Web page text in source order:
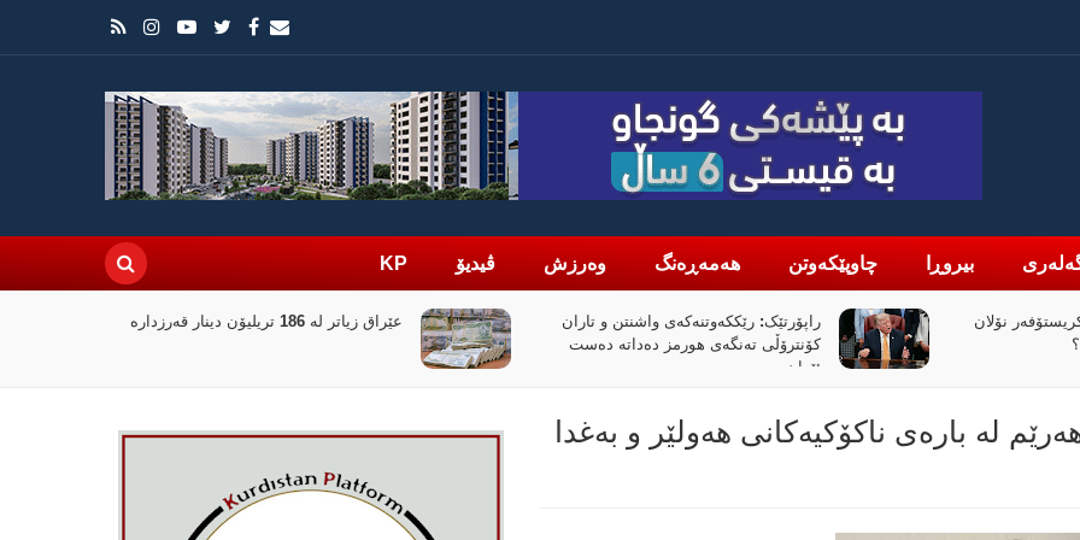
بیروڕا چاوپێکەوتن هەمەڕەنگ وەرزش ڤیدیۆ KP
نۆلان
راپۆرتێک: رێککەوتنەکەی واشنتن و تاران
کۆنترۆڵی تەنگەی هورمز دەداتە دەست
ئێران
عێراق زیاتر لە 186 تریلیۆن دینار قەرزدارە
لە بارەی ناکۆکیەکانی ھەولێر و بەغدا